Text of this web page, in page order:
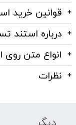
قوانین خرید
درباره استند
انواع متن روی
نظرات